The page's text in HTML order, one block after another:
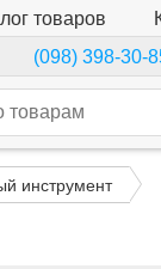
товаров
(098) 398-30-
инструмент